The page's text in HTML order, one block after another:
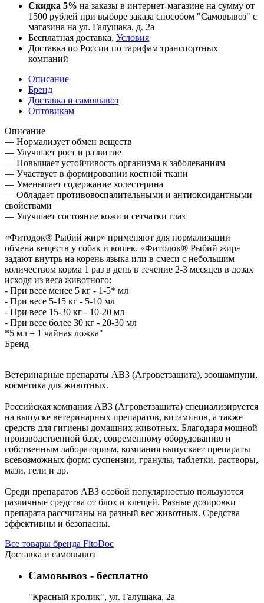
Скидка 5% на заказы в интернет-магазине на сумму от
1500 рублей при выборе заказа способом "Самовывоз" с
магазина на ул. Галущака, д. 2а
Бесплатная доставка. Условия
Доставка по России по тарифам транспортных
компаний
Описание
Бренд
Доставка и самовывоз
Оптовикам
Описание
— Нормализует обмен веществ
— Улучшает рост и развитие
— Повышает устойчивость организма к заболеваниям
— Участвует в формировании костной ткани
— Уменьшает содержание холестерина
— Обладает противовоспалительными и антиоксидантными
свойствами
— Улучшает состояние кожи и сетчатки глаз
«Фитодок® Рыбий жир» применяют для нормализации
обмена веществ у собак и кошек. «Фитодок® Рыбий жир»
задают внутрь на корень языка или в смеси с небольшим
количеством корма 1 раз в день в течение 2-3 месяцев в дозах
исходя из веса животного:
- При весе менее 5 кг - 1-5* мл
- При весе 5-15 кг - 5-10 мл
- При весе 15-30 кг - 10-20 мл
- При весе более 30 кг - 20-30 мл
*5 мл = 1 чайная ложка"
Бренд
Ветеринарные препараты АВЗ (Агроветзащита), зоошампуни,
косметика для животных.
Российская компания АВЗ (Агроветзащита) специализируется
на выпуске ветеринарных препаратов, витаминов, а также
средств для гигиены домашних животных. Благодаря мощной
производственной базе, современному оборудованию и
собственным лабораториям, компания выпускает препараты
всевозможных форм: суспензии, гранулы, таблетки, растворы,
мази, гели и др.
Среди препаратов АВЗ особой популярностью пользуются
различные средства от блох и клещей. Разные дозировки
препарата рассчитаны на разный вес животных. Средства
эффективны и безопасны.
Все товары бренда FitoDoc
Доставка и самовывоз
Самовывоз - бесплатно
"Красный кролик", ул. Галущака, 2а